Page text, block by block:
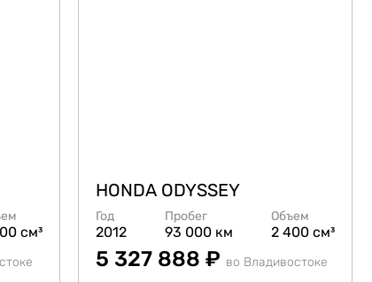
см³
HONDA ODYSSEY
Год
2012
Пробег
93 000 км
Объем
2 400 см³
5 327 888 ₽ во Владивостоке